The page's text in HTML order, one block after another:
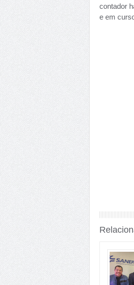
contador
e em